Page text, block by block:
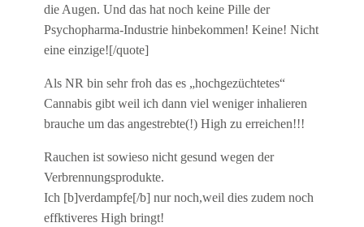
die Augen. Und das hat noch keine Pille der
Psychopharma-Industrie hinbekommen! Keine! Nicht
eine einzige![/quote]
Als NR bin sehr froh das es „hochgezüchtetes“
Cannabis gibt weil ich dann viel weniger inhalieren
brauche um das angestrebte(!) High zu erreichen!!!
Rauchen ist sowieso nicht gesund wegen der
Verbrennungsprodukte.
Ich [b]verdampfe[/b] nur noch,weil dies zudem noch
effktiveres High bringt!